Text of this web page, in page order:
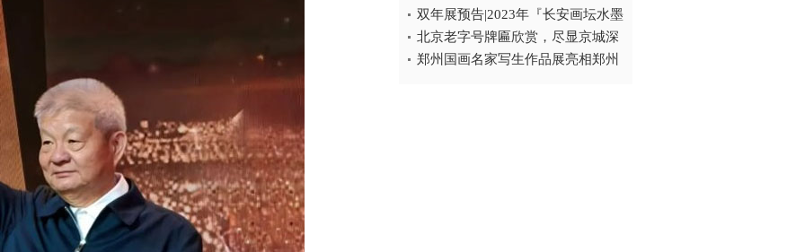
双年展预告|2023年『长安画坛水墨
北京老字号牌匾欣赏，尽显京城深
郑州国画名家写生作品展亮相郑州